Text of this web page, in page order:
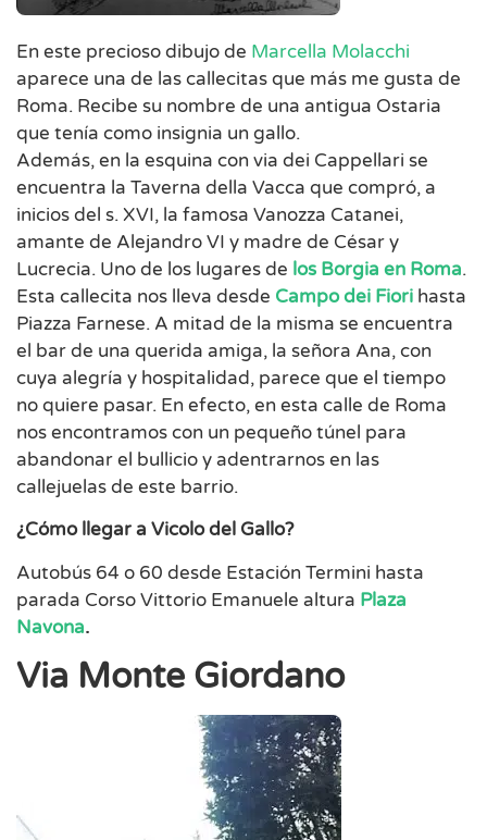
En este precioso dibujo de Marcella Molacchi
aparece una de las callecitas que más me gusta de
Roma. Recibe su nombre de una antigua Ostaria
que tenía como insignia un gallo.
Además, en la esquina con via dei Cappellari se
encuentra la Taverna della Vacca que compró, a
inicios del s. XVI, la famosa Vanozza Catanei,
amante de Alejandro VI y madre de César y
Lucrecia. Uno de los lugares de los Borgia en Roma.
Esta callecita nos lleva desde Campo dei Fiori hasta
Piazza Farnese. A mitad de la misma se encuentra
el bar de una querida amiga, la señora Ana, con
cuya alegría y hospitalidad, parece que el tiempo
no quiere pasar. En efecto, en esta calle de Roma
nos encontramos con un pequeño túnel para
abandonar el bullicio y adentrarnos en las
callejuelas de este barrio.
¿Cómo llegar a Vicolo del Gallo?
Autobús 64 o 60 desde Estación Termini hasta
parada Corso Vittorio Emanuele altura Plaza
Navona.
Via Monte Giordano